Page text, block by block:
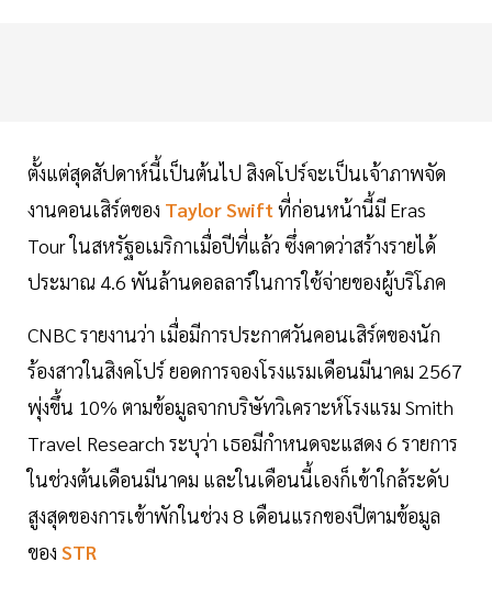
ตั้งแต่สุดสัปดาห์นี้เป็นต้นไป สิงคโปร์จะเป็นเจ้าภาพจัด
งานคอนเสิร์ตของ Taylor Swiftที่ก่อนหน้านี้มี Eras
Tour ในสหรัฐอเมริกาเมื่อปีที่แล้ว ซึ่งคาดว่าสร้างรายได้
ประมาณ 4.6 พันล้านดอลลาร์ในการใช้จ่ายของผู้บริโภค
CNBC รายงานว่า เมื่อมีการประกาศวันคอนเสิร์ตของนัก
ร้องสาวในสิงคโปร์ ยอดการจองโรงแรมเดือนมีนาคม 2567
พุ่งขึ้น 10% ตามข้อมูลจากบริษัทวิเคราะห์โรงแรม Smith
Travel Research ระบุว่า เธอมีกำหนดจะแสดง 6 รายการ
ในช่วงต้นเดือนมีนาคม และในเดือนนี้เองก็เข้าใกล้ระดับ
สูงสุดของการเข้าพักในช่วง 8 เดือนแรกของปีตามข้อมูล
ของ STR